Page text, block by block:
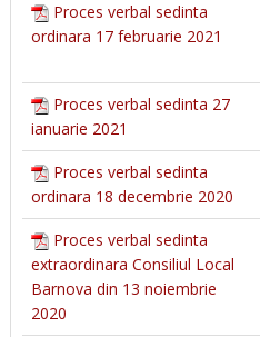
Proces verbal sedinta
ordinara 17 februarie 2021
Proces verbal sedinta 27
ianuarie 2021
Proces verbal sedinta
ordinara 18 decembrie 2020
Proces verbal sedinta
extraordinara Consiliul Local
Barnova din 13 noiembrie
2020